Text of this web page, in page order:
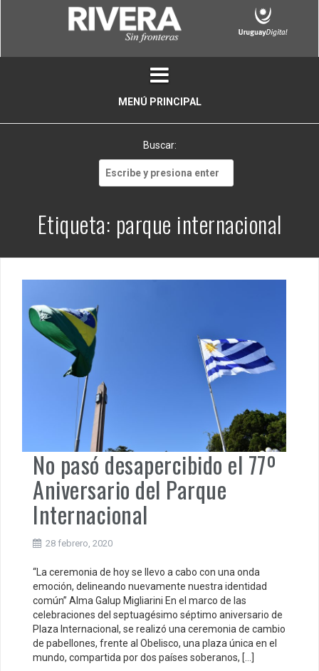
MENÚ PRINCIPAL
Buscar:
Etiqueta: parque internacional
No pasó desapercibido el 77º
Aniversario del Parque
Internacional
28 febrero, 2020
“La ceremonia de hoy se llevo a cabo con una onda
emoción, delineando nuevamente nuestra identidad
común” Alma Galup Migliarini En el marco de las
celebraciones del septuagésimo séptimo aniversario de
Plaza Internacional, se realizó una ceremonia de cambio
de pabellones, frente al Obelisco, una plaza única en el
mundo, compartida por dos países soberanos, […]